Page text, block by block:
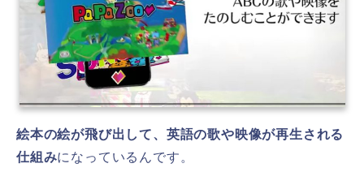
絵本の絵が飛び出して、英語の歌や映像が再生される
仕組みになっているんです。